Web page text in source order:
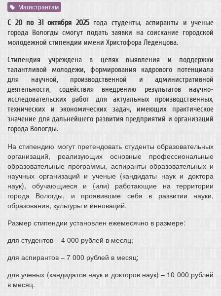
Магистрантам
С 20 по 31 октября 2025года студенты, аспиранты и ученые
города Вологды смогут подать заявки на соискание городской
молодежной стипендии имени Христофора Леденцова.
Стипендия учреждена в целях выявления и поддержки
талантливой молодежи, формирования кадрового потенциала
для научной, производственной и административной
деятельности, содействия внедрению результатов научно-
исследовательских работ для актуальных производственных,
технических и экономических задач, имеющих практическое
значение для дальнейшего развития предприятий и организаций
города Вологды.
На стипендию могут претендовать студенты образовательных
организаций, реализующих основные профессиональные
образовательные программы, аспиранты образовательных и
научных организаций и ученые (кандидаты наук и доктора
наук), обучающиеся и (или) работающие на территории
города Вологды, и проявившие себя в развитии науки,
образования, культуры и инноваций.
Размер стипендии установлен ежемесячно в размере:
для студентов – 4 000 рублей в месяц;
для аспирантов – 7 000 рублей в месяц;
для ученых (кандидатов наук и докторов наук) – 10 000 рублей
в месяц.